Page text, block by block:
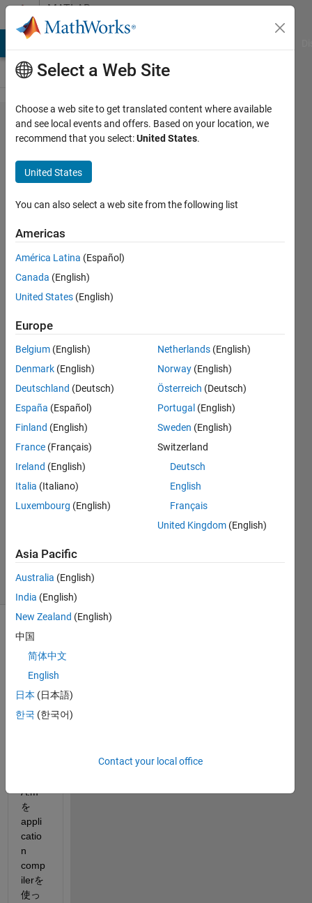
Skip to contentMATLAB
Answers
Matlab
compiler
で作​成
したexe
ファイ
ル​で”関
数xxx.ｍ
が​未定
義で
うエ​ラ
ーがた
まに出
る
真貴子
10 Sep
2024
1 Answer
Answer
Accepted
2024
(30 days)
自分
で作
A.m
を
appli
catio
n
comp
ilerを
使っ
Select a Web Site
Choose a web site to get translated content where available
and see local events and offers. Based on your location, we
recommend that you select:United States.
United States
You can also select a web site from the following list
Americas
América Latina (Español)
Canada (English)
United States (English)
Europe
Belgium (English)
Denmark (English)
Deutschland (Deutsch)
España (Español)
Finland (English)
France (Français)
Ireland (English)
Italia (Italiano)
Luxembourg (English)
Netherlands (English)
Norway (English)
Österreich (Deutsch)
Portugal (English)
Sweden (English)
Switzerland
Deutsch
English
Français
United Kingdom (English)
Asia Pacific
Australia (English)
India (English)
New Zealand (English)
中国
简体中文
English
日本 (日本語)
한국 (한국어)
Contact your local office